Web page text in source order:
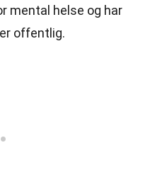
mental helse og har
offentlig.